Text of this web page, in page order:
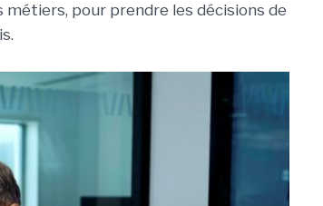
métiers, pour prendre les décisions de